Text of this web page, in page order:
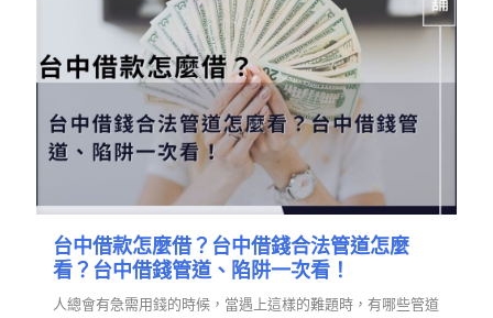
台中借款怎麼借？台中借錢合法管道怎麼
看？台中借錢管道、陷阱一次看！
人總會有急需用錢的時候，當遇上這樣的難題時，有哪些管道